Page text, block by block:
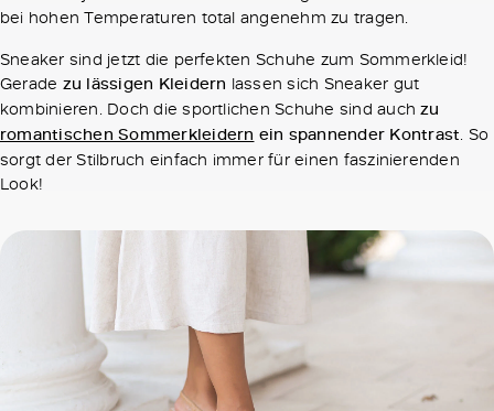
bei hohen Temperaturen total angenehm zu tragen.
Sneaker sind jetzt die perfekten Schuhe zum Sommerkleid!
Gerade zu lässigen Kleidern lassen sich Sneaker gut
kombinieren. Doch die sportlichen Schuhe sind auchzu
romantischen Sommerkleidern ein spannender Kontrast. So
sorgt der Stilbruch einfach immer für einen faszinierenden
Look!